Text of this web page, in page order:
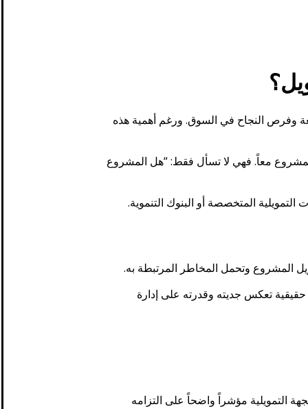
وفرص النجاح في السوق. ورغم أهمية هذه
معاً. فهي لا تسأل فقط: “هل المشروع
المتخصصة أو البنوك التنموية.
المشروع وتحمل المخاطر المرتبطة به.
تعكس جديته وقدرته على إدارة
التمويلية مؤشراً واضحاً على التزامه